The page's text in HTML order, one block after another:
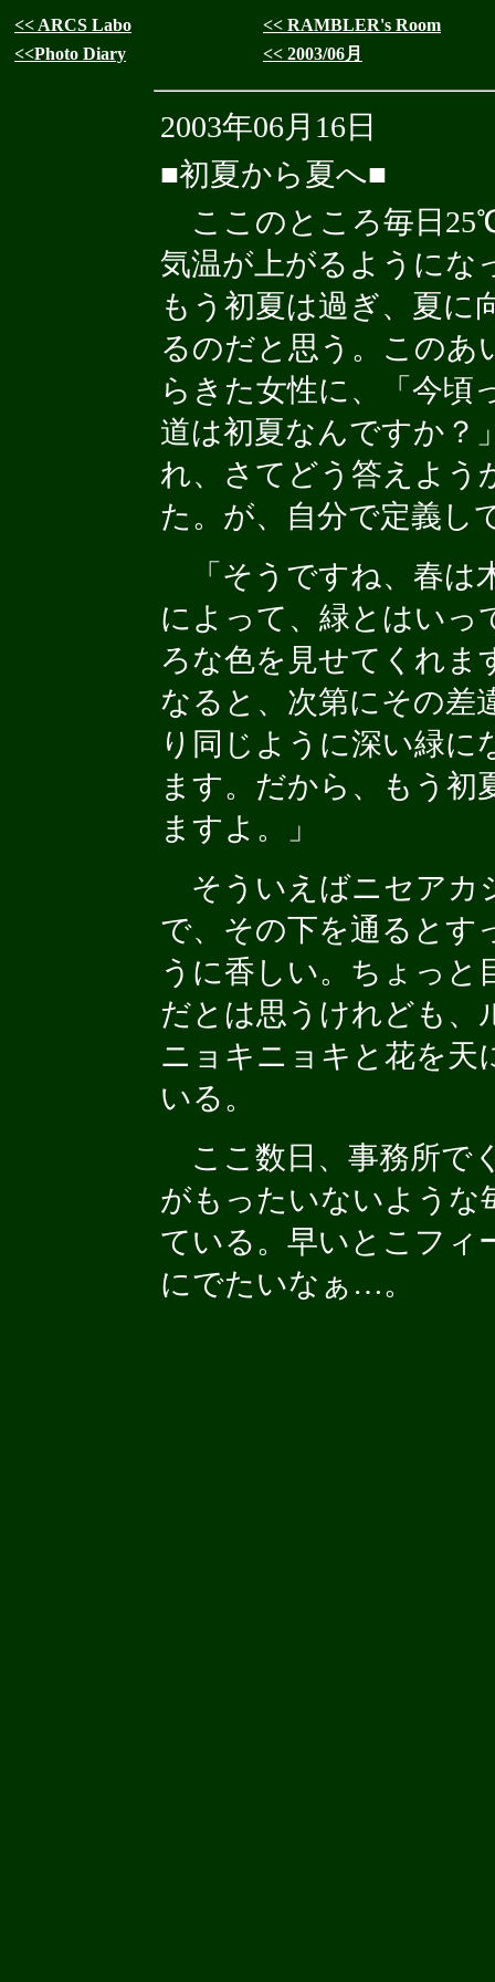
<< ARCS Labo
<< RAMBLER's Room
<<Photo Diary
<< 2003/06月
2003年06月16日
■初夏から夏へ■
ここのところ毎日
気温が上がるようにな
もう初夏は過ぎ、夏に
るのだと思う。このあ
らきた女性に、「今頃
道は初夏なんですか？
れ、さてどう答えよう
た。が、自分で定義し
「そうですね、春は
によって、緑とはいっ
ろな色を見せてくれま
なると、次第にその差
り同じように深い緑に
ます。だから、もう初
ますよ。」
そういえばニセアカ
で、その下を通るとす
うに香しい。ちょっと
だとは思うけれども、
ニョキニョキと花を天
いる。
ここ数日、事務所で
がもったいないような
ている。早いとこフィ
にでたいなぁ…。